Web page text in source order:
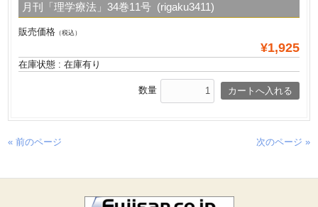
月刊「理学療法」34巻11号 (rigaku3411)
販売価格 （税込）
¥1,925
在庫状態 : 在庫有り
数量
« 前のページ 次のページ »